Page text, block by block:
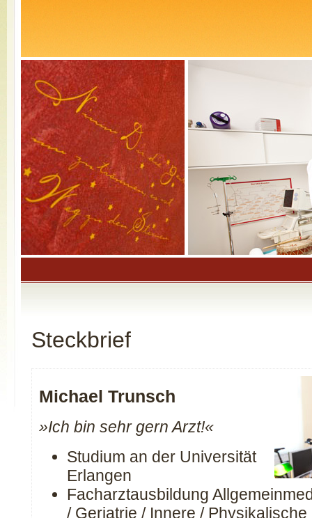
Steckbrief
Michael Trunsch
»Ich bin sehr gern Arzt!«
Studium an der Universität
Erlangen
Facharztausbildung
/ Geriatrie / Innere / Physikalische